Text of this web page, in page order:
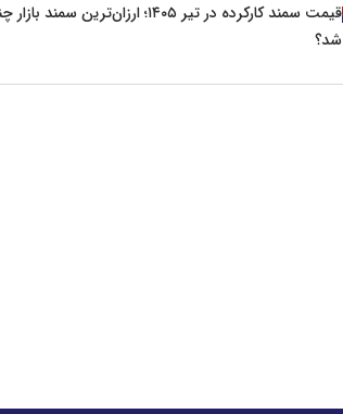
قیمت سمند کارکرده در تیر ۱۴۰۵؛ ارزان‌ترین سمند
شد؟